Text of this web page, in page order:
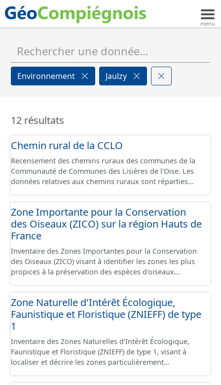
Environnement Jaulzy
12 résultats
Chemin rural de la CCLO
Recensement des chemins ruraux des communes de la
Communauté de Communes des Lisières de l'Oise. Les
données relatives aux chemins ruraux sont réparties
générales du chemin (longueur, largeur, etc.). - Secteurs :
les informations générales du chemin et données
relevées sur le terrain. - Éléments : les éléments naturels
etc.). - Observations : les observations relevées sur les
chemins concernant la fauche, l'élagage, le balisage, etc.
- Plantations : proposition de plantation de haies (haie
Zone Importante pour la Conservation
des Oiseaux (ZICO) sur la région Hauts de
France
Inventaire des Zones Importantes pour la Conservation
des Oiseaux (ZICO) visant à identifier les zones les plus
propices à la préservation des espèces d'oiseaux
généralement été classées, en tout ou en partie, en sites
Natura 2000 sous la forme de Zones de Protection
Spéciales.
Zone Naturelle d'Intérêt Écologique,
Faunistique et Floristique (ZNIEFF) de type
1
Inventaire des Zones Naturelles d'Intérêt Écologique,
Faunistique et Floristique (ZNIEFF) de type 1, visant à
localiser et décrire les zones particulièrement